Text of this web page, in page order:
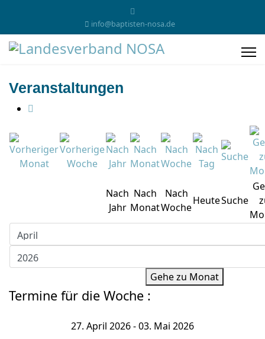
info@baptisten-nosa.de
Veranstaltungen
Nach
Jahr
Nach
Monat
Nach
Woche
HeuteSuche
Gehe zu Monat
Termine für die Woche :
27. April 2026 - 03. Mai 2026